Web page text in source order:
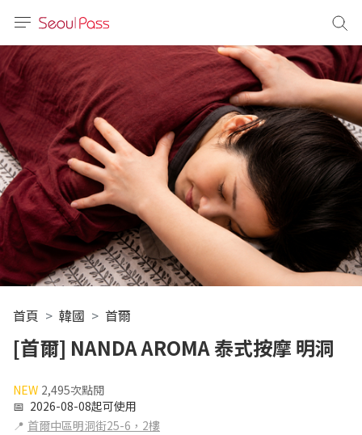
体)
文 (台灣)
首頁 韓國 首爾
[首爾] NANDA AROMA 泰式按摩 明洞
NEW 2,495次點閱
📅 2026-08-08起可使用
📍 首爾中區明洞街25-6，2樓